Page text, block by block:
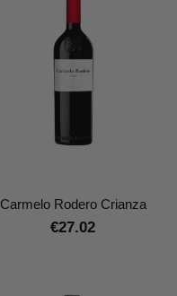
Carmelo Rodero Crianza
€27.02